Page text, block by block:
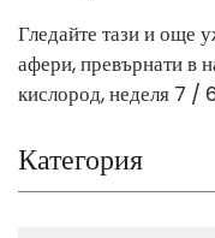
Гледайте тази и още
афери, превърнати в
кислород, неделя 7 /
Категория